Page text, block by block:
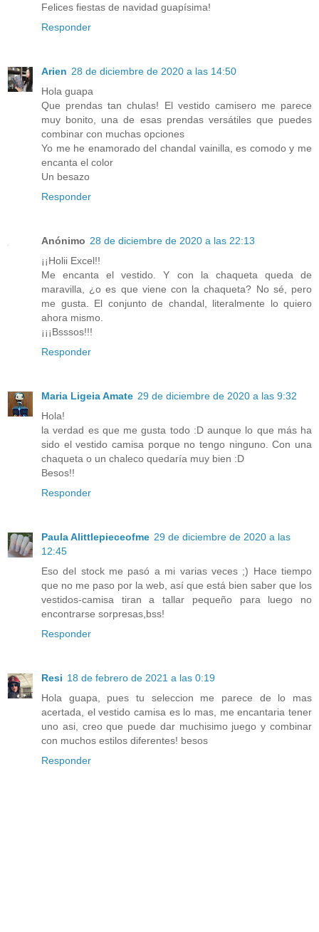
Felices fiestas de navidad guapísima!
Responder
Arien 28 de diciembre de 2020 a las 14:50
Hola guapa
Que prendas tan chulas! El vestido camisero me parece
muy bonito, una de esas prendas versátiles que puedes
combinar con muchas opciones
Yo me he enamorado del chandal vainilla, es comodo y me
encanta el color
Un besazo
Responder
Anónimo 28 de diciembre de 2020 a las 22:13
¡¡Holii Excel!!
Me encanta el vestido. Y con la chaqueta queda de
maravilla, ¿o es que viene con la chaqueta? No sé, pero
me gusta. El conjunto de chandal, literalmente lo quiero
ahora mismo.
¡¡¡Bsssos!!!
Responder
Maria Ligeia Amate 29 de diciembre de 2020 a las 9:32
Hola!
la verdad es que me gusta todo :D aunque lo que más ha
sido el vestido camisa porque no tengo ninguno. Con una
chaqueta o un chaleco quedaría muy bien :D
Besos!!
Responder
Paula Alittlepieceofme 29 de diciembre de 2020 a las
12:45
Eso del stock me pasó a mi varias veces ;) Hace tiempo
que no me paso por la web, así que está bien saber que los
vestidos-camisa tiran a tallar pequeño para luego no
encontrarse sorpresas,bss!
Responder
Resi 18 de febrero de 2021 a las 0:19
Hola guapa, pues tu seleccion me parece de lo mas
acertada, el vestido camisa es lo mas, me encantaria tener
uno asi, creo que puede dar muchisimo juego y combinar
con muchos estilos diferentes! besos
Responder